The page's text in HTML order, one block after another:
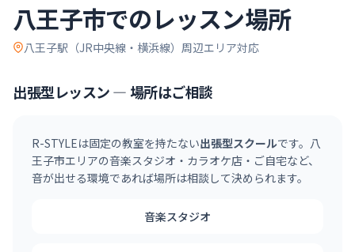
八王子市でのレッスン場所
八王子駅（JR中央線・横浜線） 周辺エリア対応
出張型レッスン — 場所はご相談
R-STYLEは固定の教室を持たない出張型スクールです。 八
王子市エリアの音楽スタジオ・カラオケ店・ご自宅など、
音が出せる環境であれば場所は相談して決められます。
音楽スタジオ